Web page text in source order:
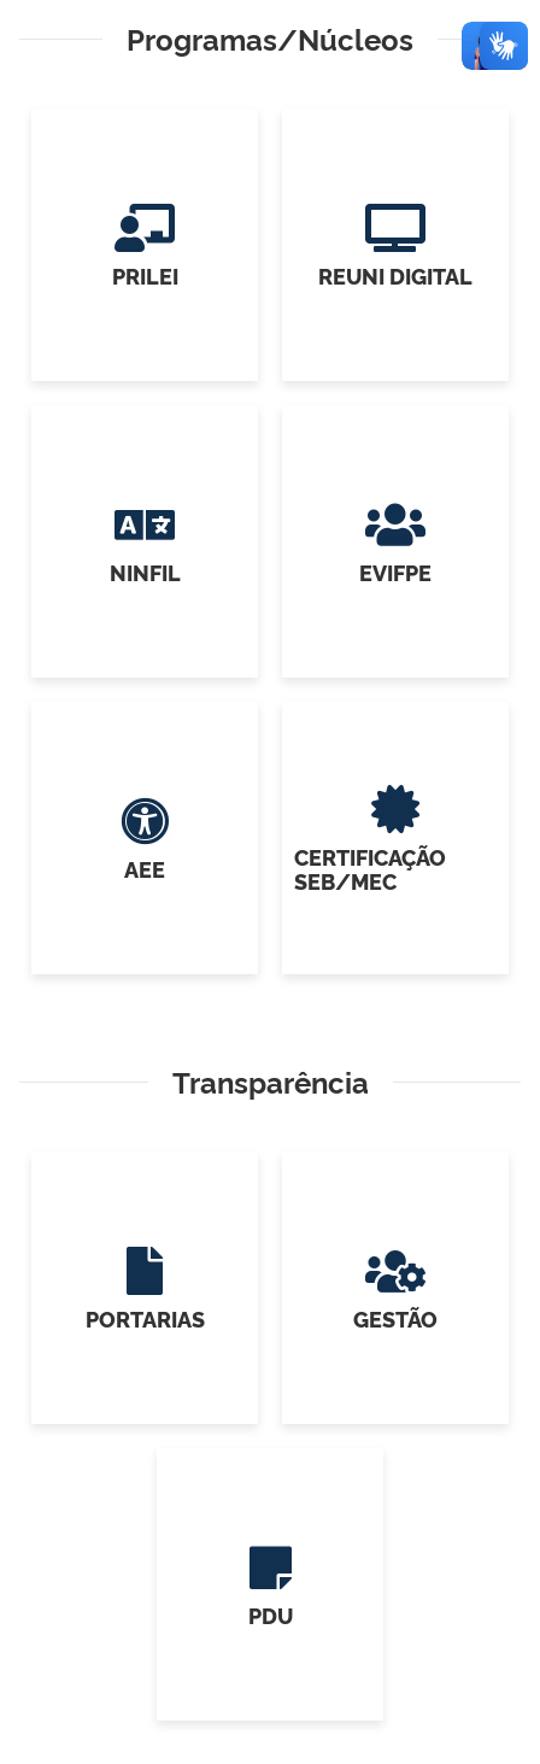
Programas/Núcleos
PRILEI REUNI DIGITAL
NINFIL EVIFPE
AEE
CERTIFICAÇÃO
SEB/MEC
Transparência
PORTARIAS GESTÃO
PDU